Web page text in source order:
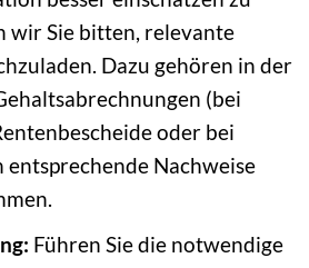
wir Sie bitten, relevante
Dazu gehören in der
(bei
oder bei
entsprechende Nachweise
Führen Sie die notwendige